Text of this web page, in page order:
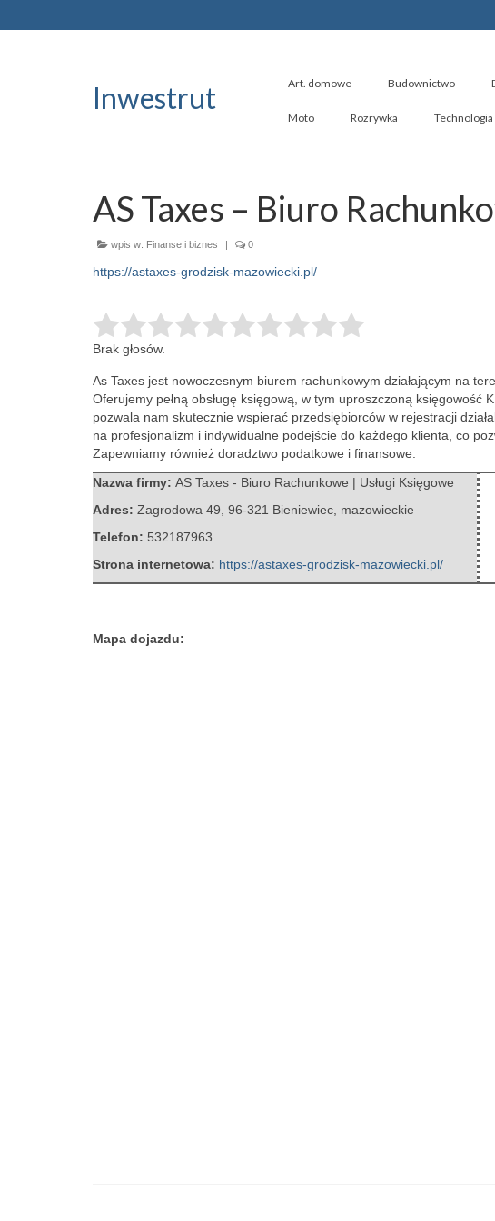
Inwestrut Art. domowe Budownictwo
Moto Rozrywka Technologia
AS Taxes – Biuro
wpis w: Finanse i biznes | 0
https://astaxes-grodzisk-mazowiecki.pl/
Brak głosów.
As Taxes jest nowoczesnym biurem rachunkowym działającym na
Oferujemy pełną obsługę księgową, w tym uproszczoną księgowość
pozwala nam skutecznie wspierać przedsiębiorców w rejestracji
na profesjonalizm i indywidualne podejście do każdego klienta, co
Zapewniamy również doradztwo podatkowe i finansowe.
Nazwa firmy: AS Taxes - Biuro Rachunkowe | Usługi Księgowe
Adres: Zagrodowa 49 96-321 Bieniewiec mazowieckie
Telefon: 532187963
Strona internetowa: https://astaxes-grodzisk-mazowiecki.pl/
Mapa dojazdu: